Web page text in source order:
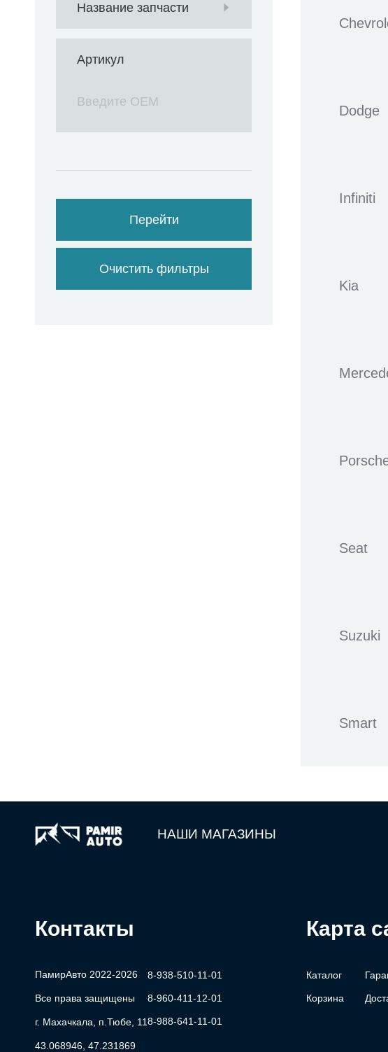
Название запчасти
Артикул
Перейти
Очистить фильтры
Dodge
Infiniti
Kia
Seat
Suzuki
Smart
НАШИ МАГАЗИНЫ
Контакты
ПамирАвто 2022-2026
Все права защищены
г. Махачкала, п.Тюбе, 11
43.068946, 47.231869
8-938-510-11-01
8-960-411-12-01
8-988-641-11-01
Карта
Каталог
Корзина